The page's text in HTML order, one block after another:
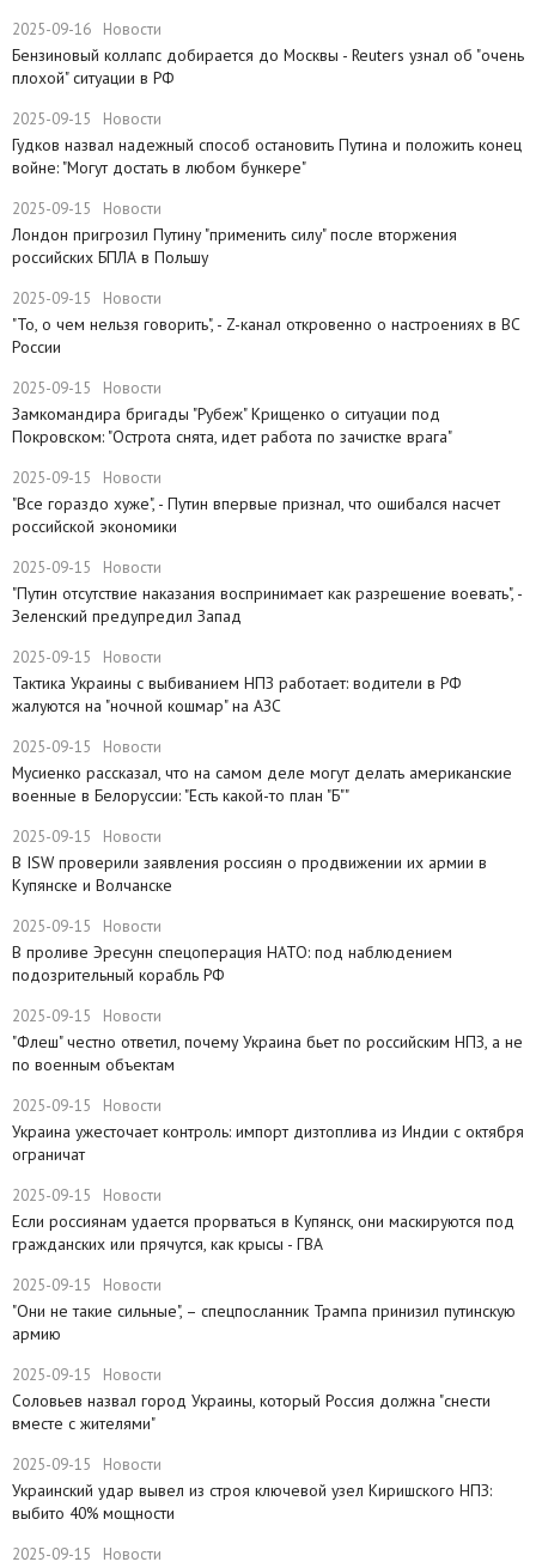
2025-09-16 Новости
​Бензиновый коллапс добирается до Москвы - Reuters узнал об "очень
плохой" ситуации в РФ
2025-09-15 Новости
Гудков назвал надежный способ остановить Путина и положить конец
войне: "Могут достать в любом бункере"
2025-09-15 Новости
Лондон пригрозил Путину "применить силу" после вторжения
российских БПЛА в Польшу
2025-09-15 Новости
"То, о чем нельзя говорить", - Z-канал откровенно о настроениях в ВС
России
2025-09-15 Новости
Замкомандира бригады "Рубеж" Крищенко​ о ситуации под
Покровском: "Острота снята, идет работа по зачистке врага"
2025-09-15 Новости
"Все гораздо хуже", - Путин впервые признал, что ошибался насчет
российской экономики
2025-09-15 Новости
​"Путин отсутствие наказания воспринимает как разрешение воевать", -
Зеленский предупредил Запад
2025-09-15 Новости
Тактика Украины с выбиванием НПЗ работает: водители в РФ
жалуются на "ночной кошмар" на АЗС
2025-09-15 Новости
Мусиенко рассказал, что на самом деле могут делать американские
военные в Белоруссии: "Есть какой-то план "Б""
2025-09-15 Новости
В ISW проверили заявления россиян о продвижении их армии в
Купянске и Волчанске
2025-09-15 Новости
​В проливе Эресунн спецоперация НАТО: под наблюдением
подозрительный корабль РФ
2025-09-15 Новости
"Флеш" честно ответил, почему Украина бьет по российским НПЗ, а не
по военным объектам
2025-09-15 Новости
Украина ужесточает контроль: импорт дизтоплива из Индии с октября
ограничат
2025-09-15 Новости
Если россиянам удается прорваться в Купянск, они маскируются под
гражданских или прячутся, как крысы - ГВА
2025-09-15 Новости
"Они не такие сильные", – спецпосланник Трампа принизил путинскую
армию
2025-09-15 Новости
Соловьев назвал город Украины, который Россия должна "снести
вместе с жителями"
2025-09-15 Новости
​Украинский удар вывел из строя ключевой узел Киришского НПЗ:
выбито 40% мощности
2025-09-15 Новости